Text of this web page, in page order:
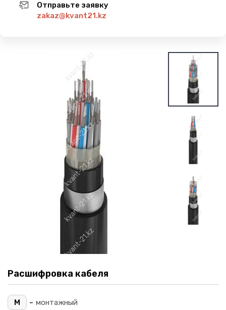
Отправьте заявку
zakaz@kvant21.kz
Расшифровка кабеля
М - монтажный